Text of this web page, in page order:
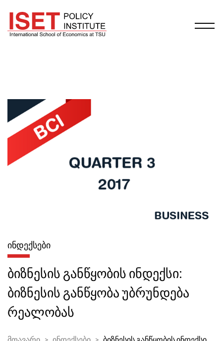
ᲘᲜᲓᲔᲥᲡᲔᲑᲘ
ბიზნესის განწყობის ინდექსი:
ბიზნესის განწყობა უბრუნდება
რეალობას